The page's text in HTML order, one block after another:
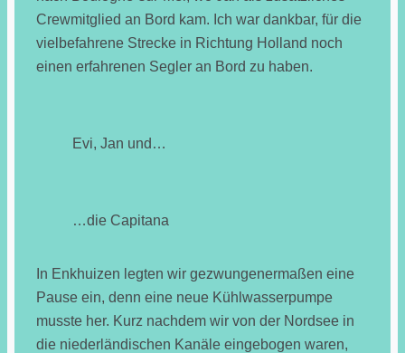
Crewmitglied an Bord kam. Ich war dankbar, für die
vielbefahrene Strecke in Richtung Holland noch
einen erfahrenen Segler an Bord zu haben.
Evi, Jan und…
…die Capitana
In Enkhuizen legten wir gezwungenermaßen eine
Pause ein, denn eine neue Kühlwasserpumpe
musste her. Kurz nachdem wir von der Nordsee in
die niederländischen Kanäle eingebogen waren,